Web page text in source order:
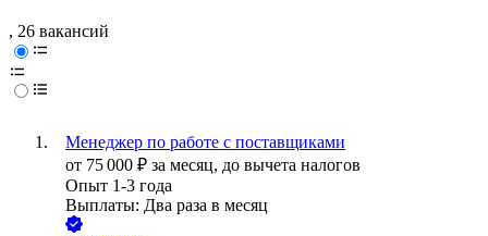
, 26 вакансий
Менеджер по работе с поставщиками
от 75 000 ₽ за месяц, до вычета налогов
Опыт 1-3 года
Выплаты: Два раза в месяц